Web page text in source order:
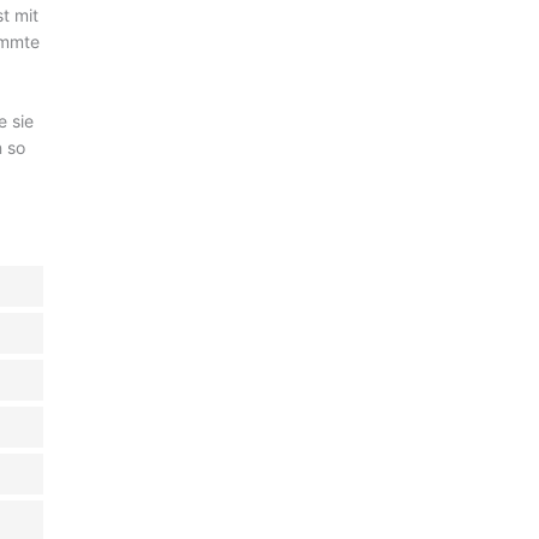
mit
sie
so